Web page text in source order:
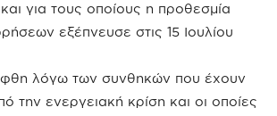
για τους οποίους η προθεσμία
εξέπνευσε στις 15 Ιουλίου
λόγω των συνθηκών που έχουν
την ενεργειακή κρίση και οι οποίες